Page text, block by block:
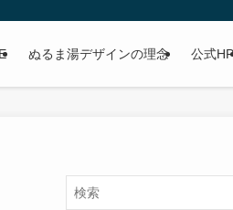
ぬるま湯デザインの理念 公式HP